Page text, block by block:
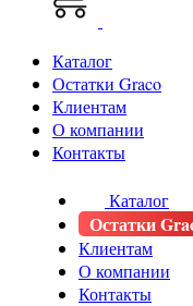
Каталог
Остатки Graco
Клиентам
О компании
Контакты
Каталог
Остатки
Клиентам
О компании
Контакты